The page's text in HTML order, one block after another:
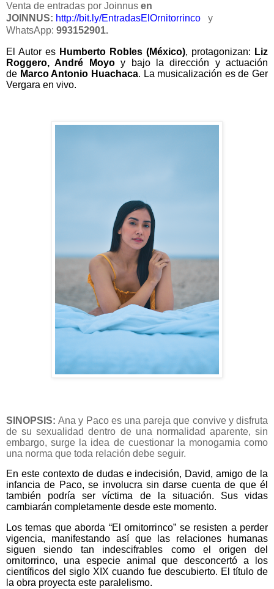
Venta de entradas por Joinnus en
JOINNUS: http://bit.ly/EntradasElOrnitorrinco
y
WhatsApp: 993152901.
El Autor es Humberto Robles (México), protagonizan: Liz
Roggero, André Moyoy bajo la dirección y actuación
de Marco Antonio Huachaca. La musicalización es de Ger
Vergara en vivo.
SINOPSIS:Ana y Paco es una pareja que convive y disfruta
de su sexualidad dentro de una normalidad aparente, sin
embargo, surge la idea de cuestionar la monogamia como
una norma que toda relación debe seguir.
En este contexto de dudas e indecisión, David, amigo de la
infancia de Paco, se involucra sin darse cuenta de que él
también podría ser víctima de la situación. Sus vidas
cambiarán completamente desde este momento.
Los temas que aborda “El ornitorrinco” se resisten a perder
vigencia, manifestando así que las relaciones humanas
siguen siendo tan indescifrables como el origen del
ornitorrinco, una especie animal que desconcertó a los
científicos del siglo XIX cuando fue descubierto. El título de
la obra proyecta este paralelismo.